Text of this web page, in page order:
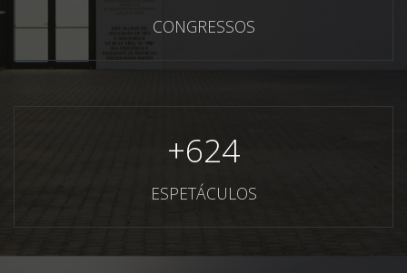
CONGRESSOS
+624
ESPETÁCULOS